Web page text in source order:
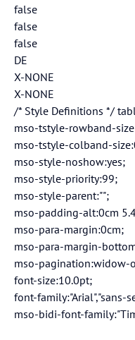
false
false
false
DE
X-NONE
X-NONE
/* Style Definitions */
mso-tstyle-rowband-
mso-tstyle-colband-
mso-style-noshow:yes;
mso-style-priority:99;
mso-style-parent:"";
mso-padding-alt:0cm
mso-para-margin:0cm;
mso-para-margin-
mso-pagination:widow-
font-size:10.0pt;
font-family:"Arial","sans-
mso-bidi-font-